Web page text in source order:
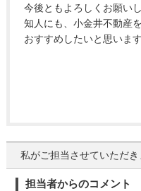
今後ともよろしくお願いし
知人にも、小金井不動産
おすすめしたいと思います
私がご担当させていただき
担当者からのコメント